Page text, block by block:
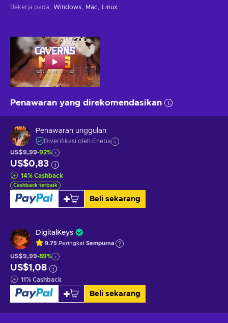
Bekerja pada: Windows Mac Linux
Penawaran yang direkomendasikan
Penawaran unggulan
Diverifikasi oleh Eneba
US$9,99-92%
US$0,83
14% Cashback
Cashback terbaik
Beli sekarang
DigitalKeys
9.75 Peringkat Sempurna
US$9,99-89%
US$1,08
11% Cashback
Beli sekarang